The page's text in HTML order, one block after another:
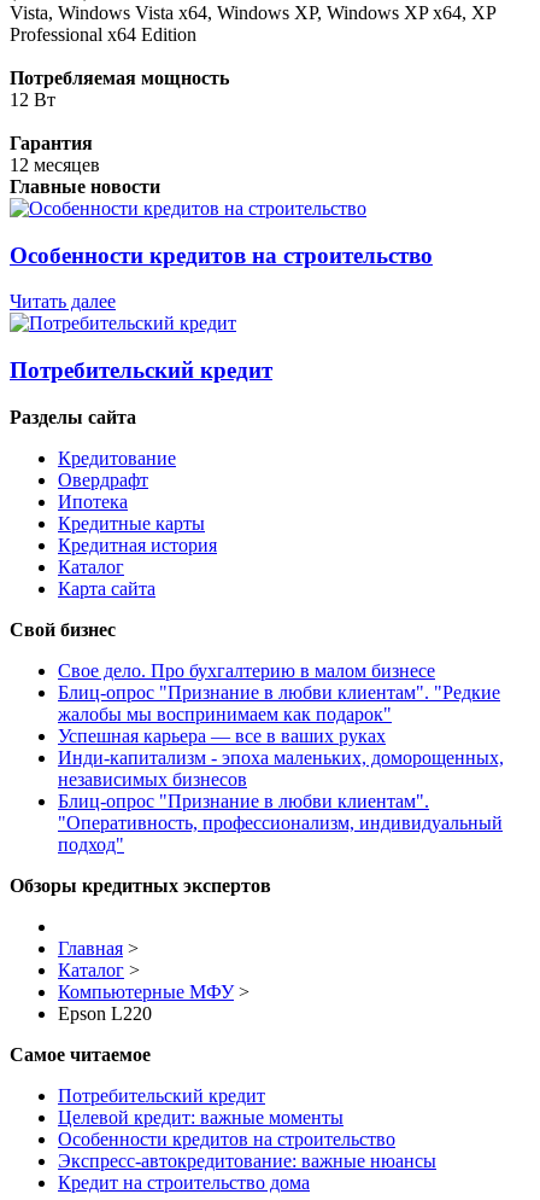
Vista, Windows Vista x64, Windows XP, Windows XP x64, XP
Professional x64 Edition
Потребляемая мощность
12 Вт
Гарантия
12 месяцев
Главные новости
Особенности кредитов на строительство
Читать далее
Потребительский кредит
Разделы сайта
Кредитование
Овердрафт
Ипотека
Кредитные карты
Кредитная история
Каталог
Карта сайта
Свой бизнес
Свое дело. Про бухгалтерию в малом бизнесе
Блиц-опрос "Признание в любви клиентам". "Редкие
жалобы мы воспринимаем как подарок"
Успешная карьера — все в ваших руках
Инди-капитализм - эпоха маленьких, доморощенных,
независимых бизнесов
Блиц-опрос "Признание в любви клиентам".
"Оперативность, профессионализм, индивидуальный
подход"
Обзоры кредитных экспертов
Главная >
Каталог >
Компьютерные МФУ >
Epson L220
Самое читаемое
Потребительский кредит
Целевой кредит: важные моменты
Особенности кредитов на строительство
Экспресс-автокредитование: важные нюансы
Кредит на строительство дома